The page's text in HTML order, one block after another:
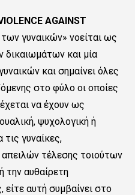
AGAINST
γυναικών» νοείται ως
και μία
και σημαίνει όλες
στο φύλο οι οποίες
να έχουν ως
ψυχολογική ή
γυναίκες,
τέλεσης τοιούτων
την αυθαίρετη
αυτή συμβαίνει στο